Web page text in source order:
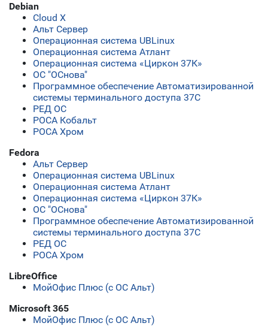
Debian
Cloud X
Альт Сервер
Операционная система UBLinux
Операционная система Атлант
Операционная система «Циркон 37К»
ОС "ОСнова"
Программное обеспечение Автоматизированной
системы терминального доступа 37С
РЕД ОС
РОСА Кобальт
РОСА Хром
Fedora
Альт Сервер
Операционная система UBLinux
Операционная система Атлант
Операционная система «Циркон 37К»
ОС "ОСнова"
Программное обеспечение Автоматизированной
системы терминального доступа 37С
РЕД ОС
РОСА Хром
LibreOffice
МойОфис Плюс (с ОС Альт)
Microsoft 365
МойОфис Плюс (с ОС Альт)